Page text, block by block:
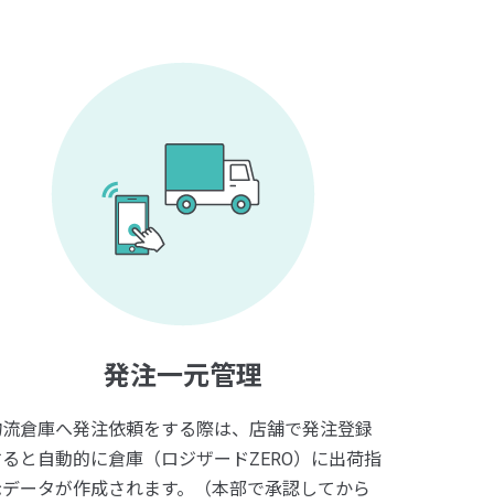
発注一元管理
倉庫へ発注依頼をする際は、店舗で発注登録
と自動的に倉庫（ロジザードZERO）に出荷指
ータが作成されます。（本部で承認してから